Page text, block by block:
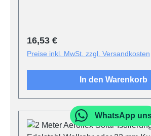
Regulärer Preis:
16,53 €
Preise inkl. MwSt. zzgl. Versandkosten
In den Warenkorb
WhatsApp